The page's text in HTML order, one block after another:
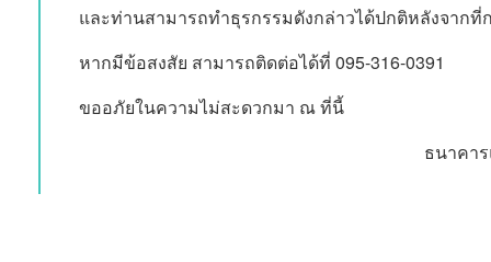
และท่านสามารถทำธุรกรรมดังกล่าวได้ปกติหลังจากที่
หากมีข้อสงสัย สามารถติดต่อได้ที่ 095-316-0391
ขออภัยในความไม่สะดวกมา ณ ที่นี้
ธนาคา